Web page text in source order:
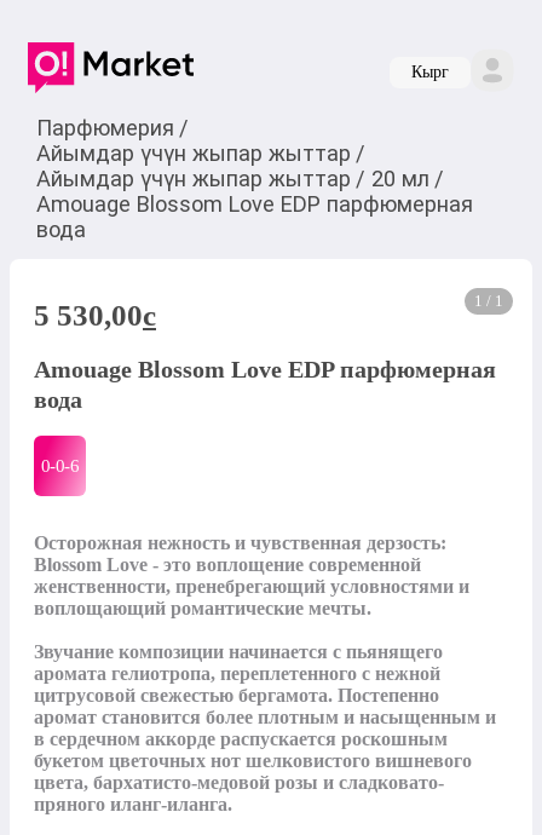
Кырг
Парфюмерия /
Айымдар үчүн жыпар жыттар /
Айымдар үчүн жыпар жыттар / 20 мл /
Amouage Blossom Love EDP парфюмерная
вода
1 / 1
5 530,00c
Amouage Blossom Love EDP парфюмерная
вода
0-0-6
Осторожная нежность и чувственная дерзость:
Blossom Love - это воплощение современной
женственности, пренебрегающий условностями и
воплощающий романтические мечты.
Звучание композиции начинается с пьянящего
аромата гелиотропа, переплетенного с нежной
цитрусовой свежестью бергамота. Постепенно
аромат становится более плотным и насыщенным и
в сердечном аккорде распускается роскошным
букетом цветочных нот шелковистого вишневого
цвета, бархатисто-медовой розы и сладковато-
пряного иланг-иланга.